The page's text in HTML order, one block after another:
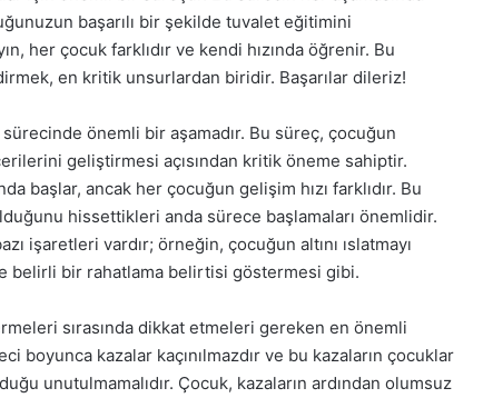
başarılı bir şekilde tuvalet eğitimini
her çocuk farklıdır ve kendi hızında öğrenir. Bu
en kritik unsurlardan biridir. Başarılar dileriz!
önemli bir aşamadır. Bu süreç, çocuğun
geliştirmesi açısından kritik öneme sahiptir.
başlar, ancak her çocuğun gelişim hızı farklıdır. Bu
hissettikleri anda sürece başlamaları önemlidir.
işaretleri vardır; örneğin, çocuğun altını ıslatmayı
belirli bir rahatlama belirtisi göstermesi gibi.
sırasında dikkat etmeleri gereken en önemli
boyunca kazalar kaçınılmazdır ve bu kazaların çocuklar
unutulmamalıdır. Çocuk, kazaların ardından olumsuz